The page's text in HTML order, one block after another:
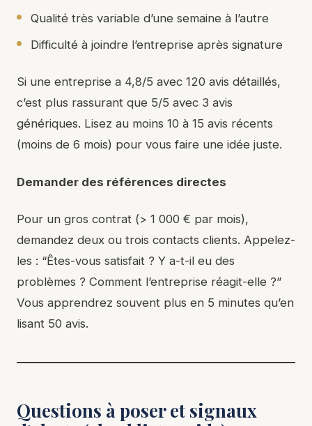
Qualité très variable d’une semaine à l’autre
Difficulté à joindre l’entreprise après signature
Si une entreprise a 4,8/5 avec 120 avis détaillés,
c’est plus rassurant que 5/5 avec 3 avis
génériques. Lisez au moins 10 à 15 avis récents
(moins de 6 mois) pour vous faire une idée juste.
Demander des références directes
Pour un gros contrat (> 1 000 € par mois),
demandez deux ou trois contacts clients. Appelez-
les : “Êtes-vous satisfait ? Y a-t-il eu des
problèmes ? Comment l’entreprise réagit-elle ?”
Vous apprendrez souvent plus en 5 minutes qu’en
lisant 50 avis.
Questions à poser et signaux